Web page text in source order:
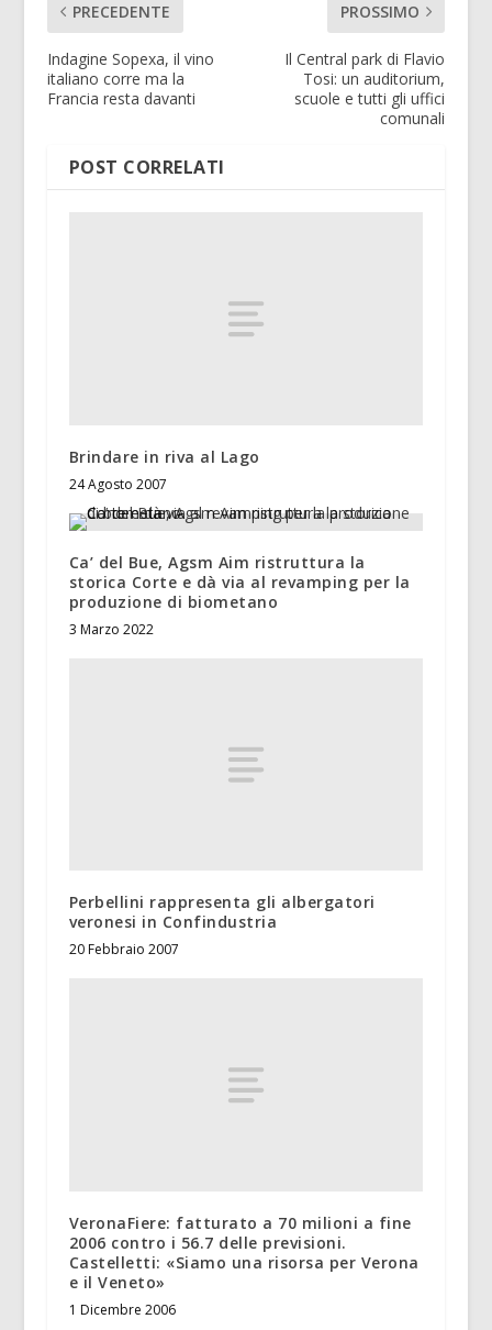
PRECEDENTE
Indagine Sopexa, il vino
italiano corre ma la
Francia resta davanti
PROSSIMO
Il Central park di Flavio
Tosi: un auditorium,
scuole e tutti gli uffici
comunali
POST CORRELATI
Brindare in riva al Lago
24 Agosto 2007
Ca’ del Bue, Agsm Aim ristruttura la
storica Corte e dà via al revamping per la
produzione di biometano
3 Marzo 2022
Perbellini rappresenta gli albergatori
veronesi in Confindustria
20 Febbraio 2007
VeronaFiere: fatturato a 70 milioni a fine
2006 contro i 56.7 delle previsioni.
Castelletti: «Siamo una risorsa per Verona
e il Veneto»
1 Dicembre 2006